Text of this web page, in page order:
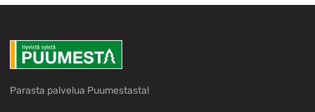
Parasta palvelua Puumestasta!